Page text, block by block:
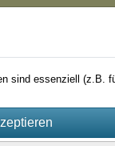
sind essenziell (z.B.